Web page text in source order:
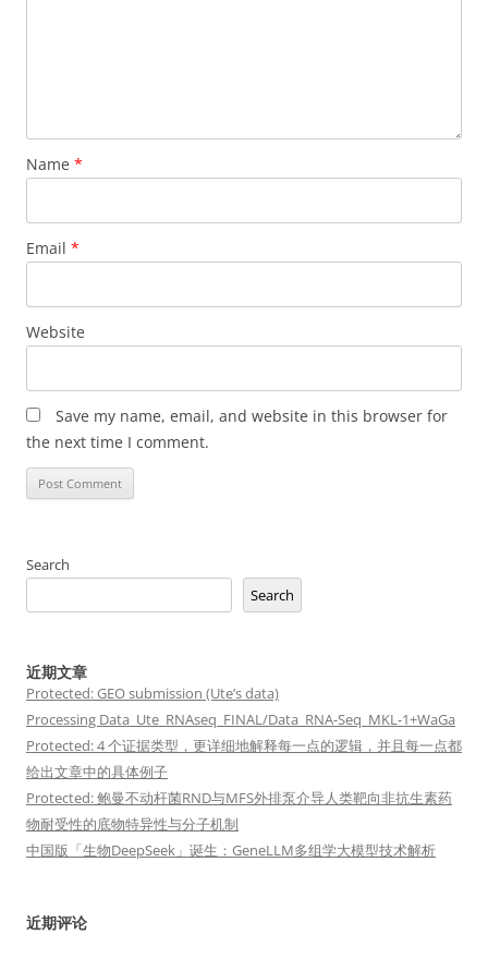
Name *
Email *
Website
Save my name, email, and website in this browser for
the next time I comment.
Search
Search
近期文章
Protected: GEO submission (Ute’s data)
Processing Data_Ute_RNAseq_FINAL/Data_RNA-Seq_MKL-1+WaGa
Protected: 4 个证据类型，更详细地解释每一点的逻辑，并且每一点都
给出文章中的具体例子
Protected: 鲍曼不动杆菌RND与MFS外排泵介导人类靶向非抗生素药
物耐受性的底物特异性与分子机制
中国版「生物DeepSeek」诞生：GeneLLM多组学大模型技术解析
近期评论